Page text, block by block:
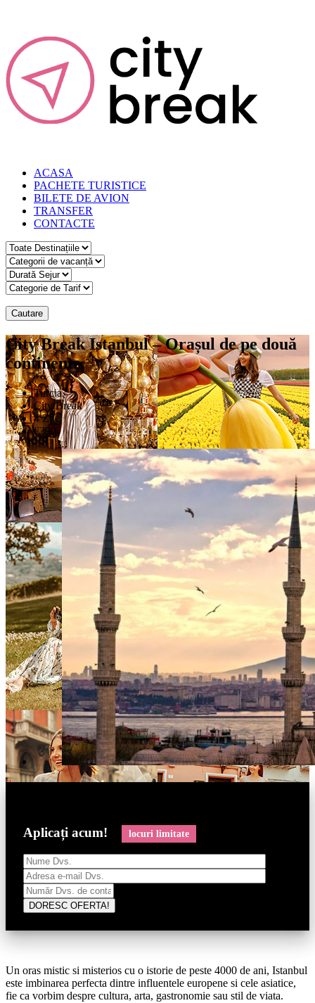
ACASA
PACHETE TURISTICE
BILETE DE AVION
TRANSFER
CONTACTE
Cautare
City Break Istanbul – Orașul de pe două
continente
Turcia
City Break
4 Zile
€390
Aplicați acum! locuri limitate
Un oras mistic si misterios cu o istorie de peste 4000 de ani, Istanbul
este imbinarea perfecta dintre influentele europene si cele asiatice,
fie ca vorbim despre cultura, arta, gastronomie sau stil de viata.